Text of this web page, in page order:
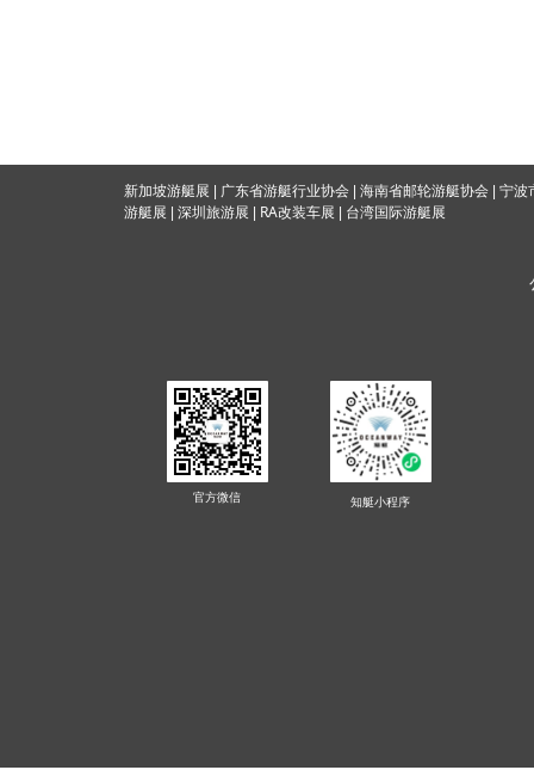
官方微信
新加坡游艇展 广东省游艇行业协会 海南省邮轮游艇协会
宁波
游艇展
深圳旅游展 RA改装车展 台湾国际游艇展
知艇小程序